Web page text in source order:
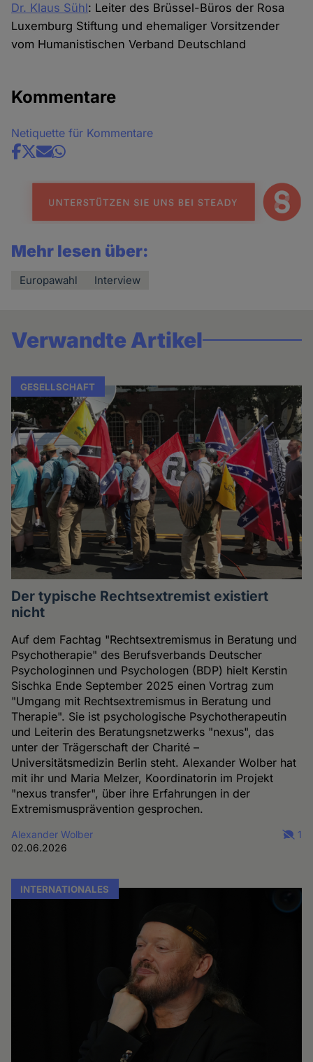
Dr. Klaus Sühl: Leiter des Brüssel-Büros der Rosa
Luxemburg Stiftung und ehemaliger Vorsitzender
vom Humanistischen Verband Deutschland
Kommentare
Netiquette für Kommentare
Share
news
Mehr lesen über:
Europawahl Interview
Verwandte Artikel
GESELLSCHAFT
Der typische Rechtsextremist existiert
nicht
Auf dem Fachtag "Rechtsextremismus in Beratung und
Psychotherapie" des Berufsverbands Deutscher
Psychologinnen und Psychologen (BDP) hielt Kerstin
Sischka Ende September 2025 einen Vortrag zum
"Umgang mit Rechtsextremismus in Beratung und
Therapie". Sie ist psychologische Psychotherapeutin
und Leiterin des Beratungsnetzwerks "nexus", das
unter der Trägerschaft der Charité –
Universitätsmedizin Berlin steht. Alexander Wolber hat
mit ihr und Maria Melzer, Koordinatorin im Projekt
"nexus transfer", über ihre Erfahrungen in der
Extremismusprävention gesprochen.
Alexander Wolber
02.06.2026
1
INTERNATIONALES